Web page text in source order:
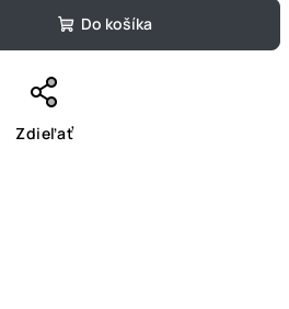
Do košíka
Zdieľať